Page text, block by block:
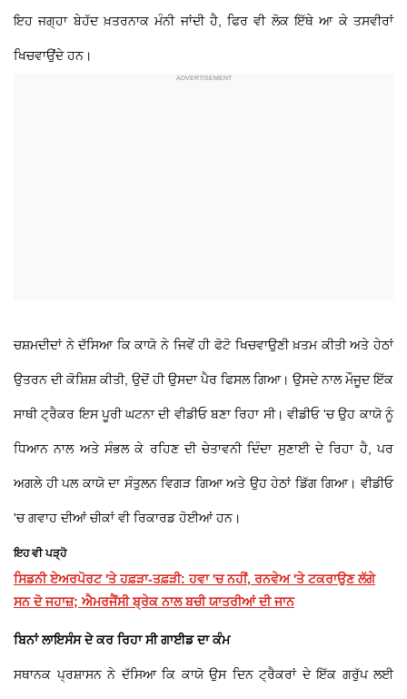
ਇਹ ਜਗ੍ਹਾ ਬੇਹੱਦ ਖ਼ਤਰਨਾਕ ਮੰਨੀ ਜਾਂਦੀ ਹੈ, ਫਿਰ ਵੀ ਲੋਕ ਇੱਥੇ ਆ ਕੇ ਤਸਵੀਰਾਂ
ਖਿਚਵਾਉਂਦੇ ਹਨ।
ਚਸ਼ਮਦੀਦਾਂ ਨੇ ਦੱਸਿਆ ਕਿ ਕਾਯੋ ਨੇ ਜਿਵੇਂ ਹੀ ਫੋਟੋ ਖਿਚਵਾਉਣੀ ਖ਼ਤਮ ਕੀਤੀ ਅਤੇ ਹੇਠਾਂ
ਉਤਰਨ ਦੀ ਕੋਸ਼ਿਸ਼ ਕੀਤੀ, ਉਦੋਂ ਹੀ ਉਸਦਾ ਪੈਰ ਫਿਸਲ ਗਿਆ। ਉਸਦੇ ਨਾਲ ਮੌਜੂਦ ਇੱਕ
ਸਾਥੀ ਟ੍ਰੈਕਰ ਇਸ ਪੂਰੀ ਘਟਨਾ ਦੀ ਵੀਡੀਓ ਬਣਾ ਰਿਹਾ ਸੀ। ਵੀਡੀਓ 'ਚ ਉਹ ਕਾਯੋ ਨੂੰ
ਧਿਆਨ ਨਾਲ ਅਤੇ ਸੰਭਲ ਕੇ ਰਹਿਣ ਦੀ ਚੇਤਾਵਨੀ ਦਿੰਦਾ ਸੁਣਾਈ ਦੇ ਰਿਹਾ ਹੈ, ਪਰ
ਅਗਲੇ ਹੀ ਪਲ ਕਾਯੋ ਦਾ ਸੰਤੁਲਨ ਵਿਗੜ ਗਿਆ ਅਤੇ ਉਹ ਹੇਠਾਂ ਡਿੱਗ ਗਿਆ। ਵੀਡੀਓ
'ਚ ਗਵਾਹ ਦੀਆਂ ਚੀਕਾਂ ਵੀ ਰਿਕਾਰਡ ਹੋਈਆਂ ਹਨ।
ਇਹ ਵੀ ਪੜ੍ਹੋ
ਸਿਡਨੀ ਏਅਰਪੋਰਟ 'ਤੇ ਹਫ਼ੜਾ-ਤਫ਼ੜੀ: ਹਵਾ 'ਚ ਨਹੀਂ, ਰਨਵੇਅ 'ਤੇ ਟਕਰਾਉਣ ਲੱਗੇ
ਸਨ ਦੋ ਜਹਾਜ਼; ਐਮਰਜੈਂਸੀ ਬ੍ਰੇਕ ਨਾਲ ਬਚੀ ਯਾਤਰੀਆਂ ਦੀ ਜਾਨ
ਬਿਨਾਂ ਲਾਇਸੰਸ ਦੇ ਕਰ ਰਿਹਾ ਸੀ ਗਾਈਡ ਦਾ ਕੰਮ
ਸਥਾਨਕ ਪ੍ਰਸ਼ਾਸਨ ਨੇ ਦੱਸਿਆ ਕਿ ਕਾਯੋ ਉਸ ਦਿਨ ਟ੍ਰੈਕਰਾਂ ਦੇ ਇੱਕ ਗਰੁੱਪ ਲਈ